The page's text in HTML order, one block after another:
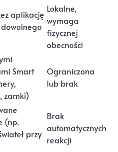
aplikację
Lokalne,
wymaga
fizycznej
obecności
Smart
zamki)
Ograniczona
lub brak
(np.
przy
Brak
automatycznych
reakcji